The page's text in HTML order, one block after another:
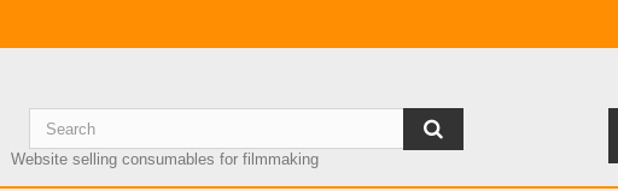
Website selling consumables for filmmaking